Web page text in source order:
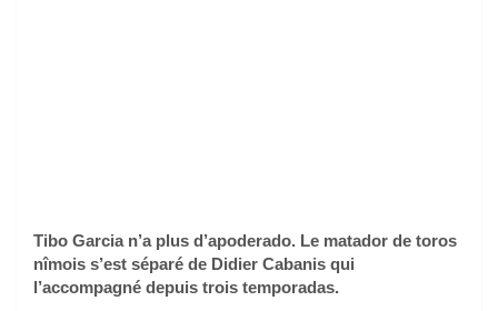
Tibo Garcia n’a plus d’apoderado. Le matador de toros
nîmois s’est séparé de Didier Cabanis qui
l’accompagné depuis trois temporadas.